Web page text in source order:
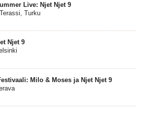
Live: Njet Njet 9
Turku
Njet 9
Milo & Moses ja Njet Njet 9